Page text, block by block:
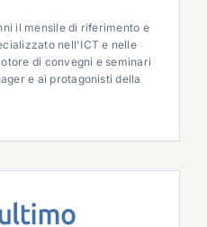
il mensile di riferimento e
nell'ICT e nelle
di convegni e seminari
e ai protagonisti della